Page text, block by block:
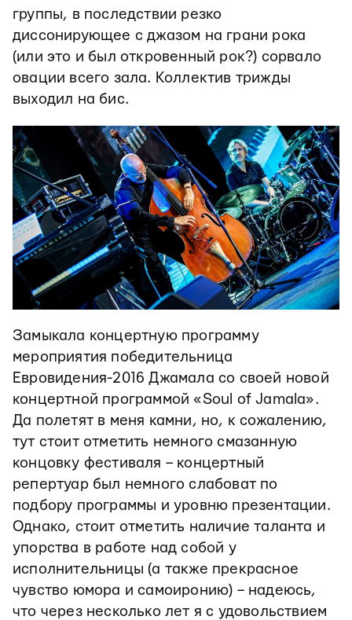
группы, в последствии резко
диссонирующее с джазом на грани рока
(или это и был откровенный рок?) сорвало
овации всего зала. Коллектив трижды
выходил на бис.
Замыкала концертную программу
мероприятия победительница
Евровидения-2016 Джамала со своей новой
концертной программой «Soul of Jamala».
Да полетят в меня камни, но, к сожалению,
тут стоит отметить немного смазанную
концовку фестиваля – концертный
репертуар был немного слабоват по
подбору программы и уровню презентации.
Однако, стоит отметить наличие таланта и
упорства в работе над собой у
исполнительницы (а также прекрасное
чувство юмора и самоиронию) – надеюсь,
что через несколько лет я с удовольствием